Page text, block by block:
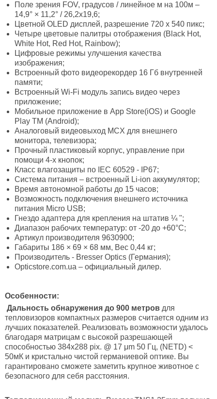
Поле зрения FOV, градусов / линейное м на 100м –
14,9° × 11,2° / 26,2х19,6;
Цветной OLED дисплей, разрешение 720 x 540 пикс;
Четыре цветовые палитры отображения (Black Hot,
White Hot, Red Hot, Rainbow);
Цифровые режимы улучшения качества
изображения;
Встроенный фото видеорекордер 16 Гб внутренней
памяти;
Встроенный Wi-Fi модуль запись видео через
приложение;
Мобильное приложение в App Store(iOS) и Google
Play TM (Android);
Аналоговый видеовыход MCX для внешнего
монитора, телевизора;
Прочный пластиковый корпус, управление при
помощи 4-х кнопок;
Класс влагозащиты по IEC 60529 - IP67;
Система питания – встроенный Li-ion аккумулятор;
Время автономной работы до 15 часов;
Возможность подключения внешнего источника
питания Micro USB;
Гнездо адаптера для крепления на штатив ¼ ";
Диапазон рабочих температур: от -20 до +60°С;
Артикул производителя 9630900;
Габариты 186 × 69 × 68 мм, Вес 0,44 кг;
Производитель - Bresser Optics (Германия);
Opticstore.com.ua – официальный дилер.
Особенности:
Дальность обнаружения до 900 метров для
тепловизоров компактных размеров считается одним из
лучших показателей. Реализовать возможности удалось
благодаря матрицам с высокой разрешающей
способностью 384х288 pix. @ 17 μm 50 Гц, (NETD) <
50мК и кристально чистой германиевой оптике. Вы
гарантировано сможете заметить крупное животное с
безопасного для себя расстояния.